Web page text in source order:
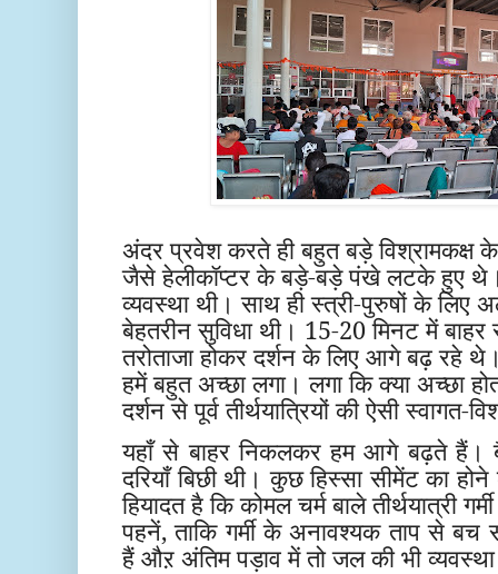
अंदर प्रवेश करते ही बहुत बड़े विश्रामकक्ष
जैसे हेलीकॉप्टर के बड़े-बड़े पंखे लटके हुए
व्यवस्था थी। साथ ही स्त्री-पुरुषों के
बेहतरीन सुविधा थी। 15-20 मिनट में बाहर
तरोताजा होकर दर्शन के लिए आगे बढ़ रहे
हमें बहुत अच्छा लगा। लगा कि क्या अच्छा
दर्शन से पूर्व तीर्थयात्रियों की ऐसी स्वागत-
यहाँ से बाहर निकलकर हम आगे बढ़ते हैं।
दरियाँ बिछी थी। कुछ हिस्सा सीमेंट का
हियादत है कि कोमल चर्म बाले तीर्थयात्री
पहनें, ताकि गर्मी के अनावश्यक ताप से बच
हैं औऱ अंतिम पड़ाव में तो जल की भी